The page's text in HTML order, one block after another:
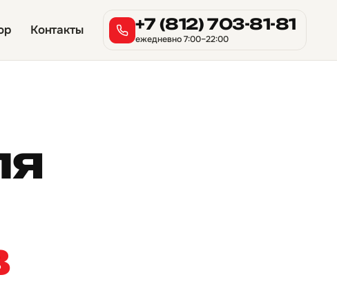
Контакты +7 (812) 703-81-81
ежедневно 7:00–22:00